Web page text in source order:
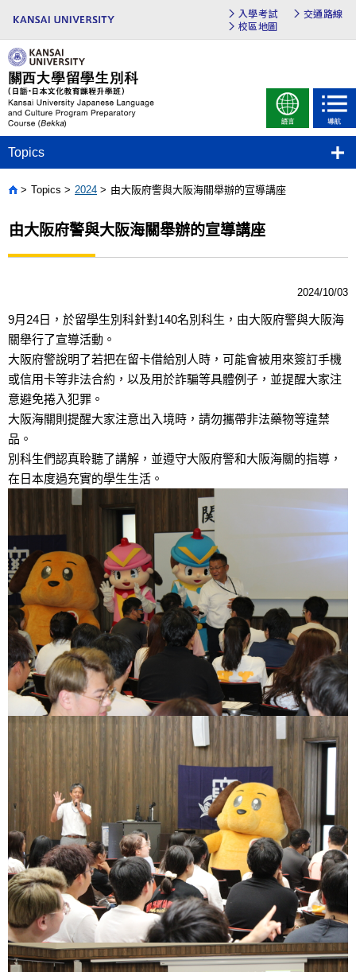
入學考試
交通路線
校區地圖
Topics
Home
Topics 2024 由大阪府警與大阪海關舉辦的宣導講座
由大阪府警與大阪海關舉辦的宣導講座
2024/10/03
9月24日，於留學生別科針對140名別科生，由大阪府警與大阪海
關舉行了宣導活動。
大阪府警說明了若把在留卡借給別人時，可能會被用來簽訂手機
或信用卡等非法合約，以及用於詐騙等具體例子，並提醒大家注
意避免捲入犯罪。
大阪海關則提醒大家注意出入境時，請勿攜帶非法藥物等違禁
品。
別科生們認真聆聽了講解，並遵守大阪府警和大阪海關的指導，
在日本度過充實的學生生活。